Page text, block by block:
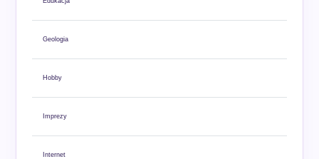
Geologia
Hobby
Imprezy
Internet